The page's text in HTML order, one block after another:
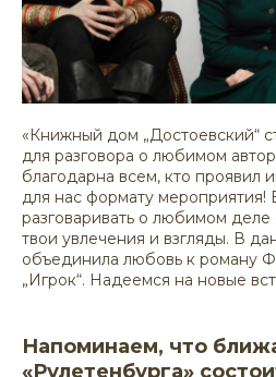
«Книжный дом „Достоевский“
для разговора о любимом
благодарна всем, кто проявил
для нас формату мероприятия!
разговаривать о любимом деле
твои увлечения и взгляды. В
объединила любовь к роману
„Игрок“. Надеемся на новые
Напоминаем, что
«Рулетенбурга»